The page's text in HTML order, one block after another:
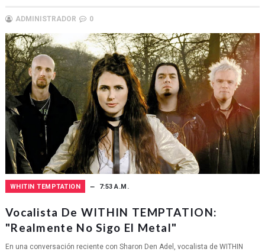
ADMINISTRADOR 0
WHITIN TEMPTATION 7:53 A.M.
Vocalista De WITHIN TEMPTATION:
"Realmente No Sigo El Metal"
En una conversación reciente con Sharon Den Adel, vocalista de WITHIN